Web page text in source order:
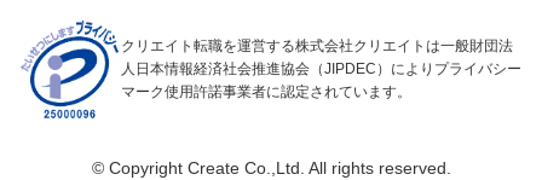
クリエイト転職を運営する株式会社クリエイトは一般財団法
人日本情報経済社会推進協会（JIPDEC）によりプライバシー
マーク使用許諾事業者に認定されています。
© Copyright Create Co.,Ltd. All rights reserved.